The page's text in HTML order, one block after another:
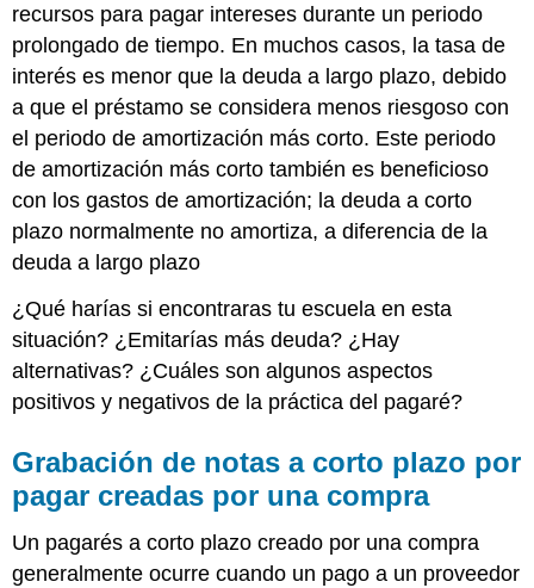
recursos para pagar intereses durante un periodo
prolongado de tiempo. En muchos casos, la tasa de
interés es menor que la deuda a largo plazo, debido
a que el préstamo se considera menos riesgoso con
el periodo de amortización más corto. Este periodo
de amortización más corto también es beneficioso
con los gastos de amortización; la deuda a corto
plazo normalmente no amortiza, a diferencia de la
deuda a largo plazo
¿Qué harías si encontraras tu escuela en esta
situación? ¿Emitarías más deuda? ¿Hay
alternativas? ¿Cuáles son algunos aspectos
positivos y negativos de la práctica del pagaré?
Grabación de notas a corto plazo por
pagar creadas por una compra
Un pagarés a corto plazo creado por una compra
generalmente ocurre cuando un pago a un proveedor